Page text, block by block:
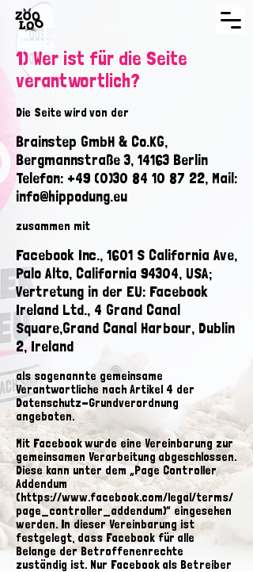
1) Wer ist für die Seite
verantwortlich?
Die Seite wird von der
Brainstep GmbH & Co.KG,
Bergmannstraße 3, 14163 Berlin
Telefon: +49 (0)30 84 10 87 22, Mail:
info@hippodung.eu
zusammen mit
Facebook Inc., 1601 S California Ave,
Palo Alto, California 94304, USA;
Vertretung in der EU: Facebook
Ireland Ltd., 4 Grand Canal
Square,Grand Canal Harbour, Dublin
2, Ireland
als sogenannte gemeinsame
Verantwortliche nach Artikel 4 der
Datenschutz-Grundverordnung
angeboten.
Mit Facebook wurde eine Vereinbarung zur
gemeinsamen Verarbeitung abgeschlossen.
Diese kann unter dem „Page Controller
Addendum
(https://www.facebook.com/legal/terms/
page_controller_addendum)“ eingesehen
werden. In dieser Vereinbarung ist
festgelegt, dass Facebook für alle
Belange der Betroffenenrechte
zuständig ist. Nur Facebook als Betreiber